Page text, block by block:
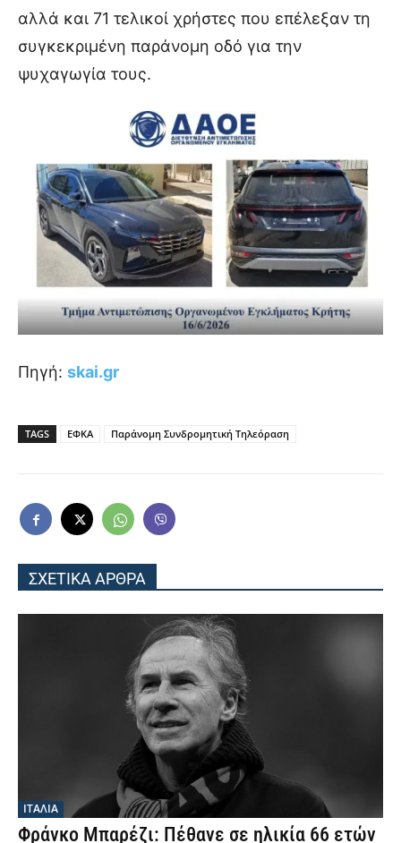
αλλά και 71 τελικοί χρήστες που επέλεξαν τη
συγκεκριμένη παράνομη οδό για την
ψυχαγωγία τους.
Πηγή: skai.gr
TAGS ΕΦΚΑ Παράνομη Συνδρομητική Τηλεόραση
ΣΧΕΤΙΚΑ ΑΡΘΡΑ
ΙΤΑΛΙΑ
Φράνκο Μπαρέζι: Πέθανε σε ηλικία 66 ετών